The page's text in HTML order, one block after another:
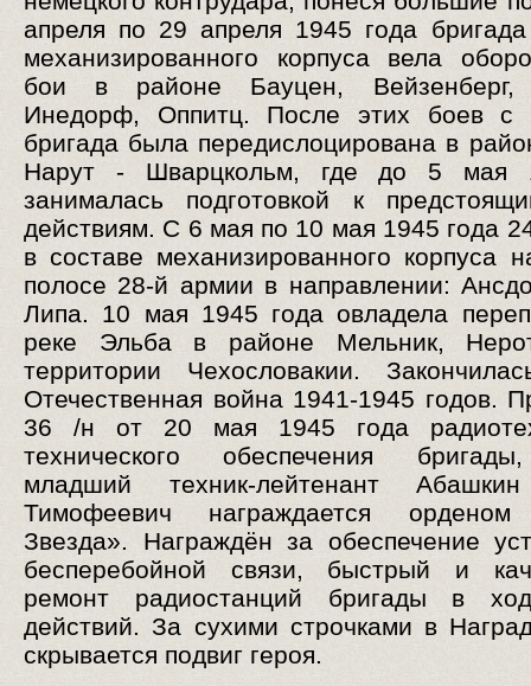
апреля по 29 апреля 1945 года
механизированного корпуса вела
бои в районе Бауцен, Вейзенберг,
Инедорф, Оппитц. После этих боев с
бригада была передислоцирована в
Нарут - Шварцкольм, где до 5 мая
занималась подготовкой к
действиям. С 6 мая по 10 мая 1945 года
в составе механизированного корпуса
полосе 28-й армии в направлении:
Липа. 10 мая 1945 года овладела
реке Эльба в районе Мельник,
территории Чехословакии.
Отечественная война 1941-1945 годов.
36 /н от 20 мая 1945 года
технического обеспечения
младший техник-лейтенант
Тимофеевич награждается орденом
Звезда». Награждён за обеспечение
бесперебойной связи, быстрый и
ремонт радиостанций бригады в
действий. За сухими строчками в
скрывается подвиг героя.